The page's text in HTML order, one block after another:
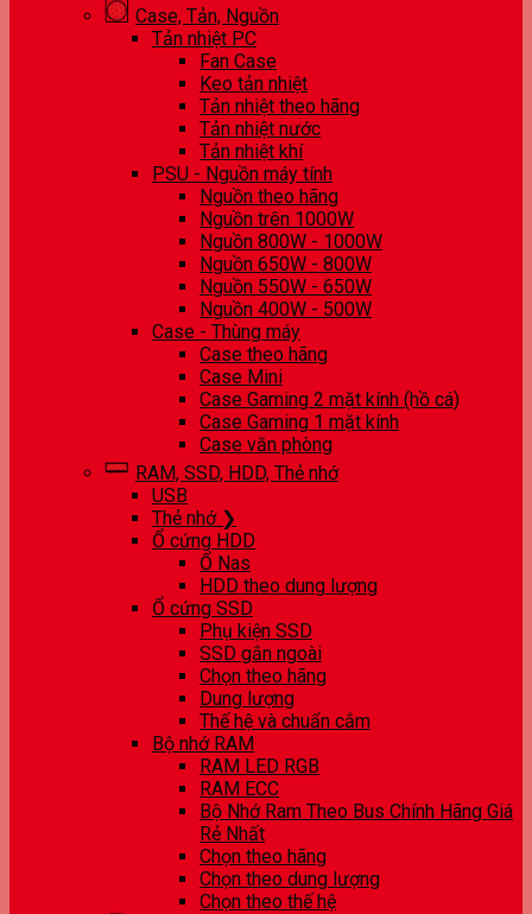
Case, Tản, Nguồn
Tản nhiệt PC
Fan Case
Keo tản nhiệt
Tản nhiệt theo hãng
Tản nhiệt nước
Tản nhiệt khí
PSU - Nguồn máy tính
Nguồn theo hãng
Nguồn trên 1000W
Nguồn 800W - 1000W
Nguồn 650W - 800W
Nguồn 550W - 650W
Nguồn 400W - 500W
Case - Thùng máy
Case theo hãng
Case Mini
Case Gaming 2 mặt kính (hồ cá)
Case Gaming 1 mặt kính
Case văn phòng
RAM, SSD, HDD, Thẻ nhớ
USB
Thẻ nhớ ❯
Ổ cứng HDD
Ổ Nas
HDD theo dung lượng
Ổ cứng SSD
Phụ kiện SSD
SSD gắn ngoài
Chọn theo hãng
Dung lượng
Thế hệ và chuẩn cắm
Bộ nhớ RAM
RAM LED RGB
RAM ECC
Bộ Nhớ Ram Theo Bus Chính Hãng Giá
Rẻ Nhất
Chọn theo hãng
Chọn theo dung lượng
Chọn theo thế hệ